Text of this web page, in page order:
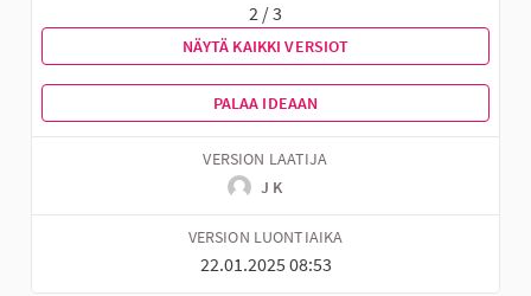
2 / 3
NÄYTÄ KAIKKI VERSIOT
PALAA IDEAAN
VERSION LAATIJA
J K
VERSION LUONTIAIKA
22.01.2025 08:53